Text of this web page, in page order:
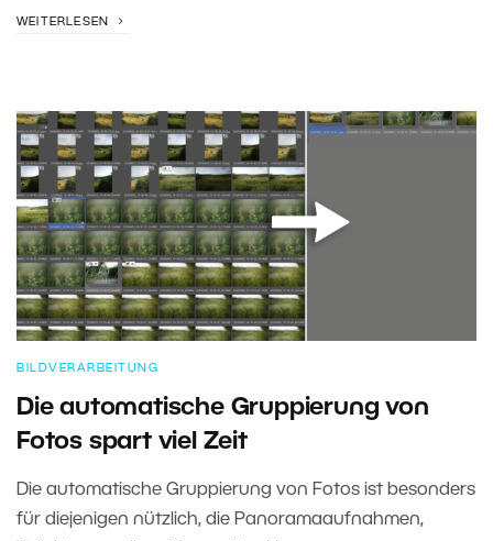
WEITERLESEN
BILDVERARBEITUNG
Die automatische Gruppierung von
Fotos spart viel Zeit
Die automatische Gruppierung von Fotos ist besonders
für diejenigen nützlich, die Panoramaaufnahmen,